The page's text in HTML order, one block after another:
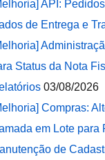
API:
de Entrega e
Status da Nota
03/08/2026
Compras:
em Lote para
de